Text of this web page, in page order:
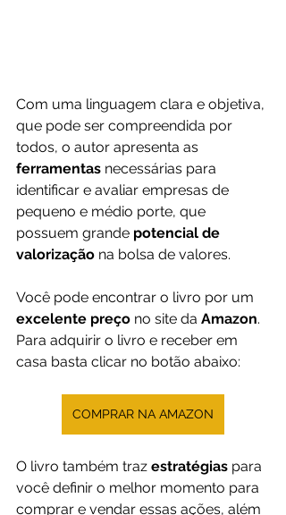
Com uma linguagem clara e objetiva,
que pode ser compreendida por
todos, o autor apresenta as
ferramentas necessárias para
identificar e avaliar empresas de
pequeno e médio porte, que
possuem grande potencial de
valorização na bolsa de valores.
Você pode encontrar o livro por um
excelente preço no site da Amazon.
Para adquirir o livro e receber em
casa basta clicar no botão abaixo:
COMPRAR NA AMAZON
O livro também traz estratégias para
você definir o melhor momento para
comprar e vendar essas ações, além